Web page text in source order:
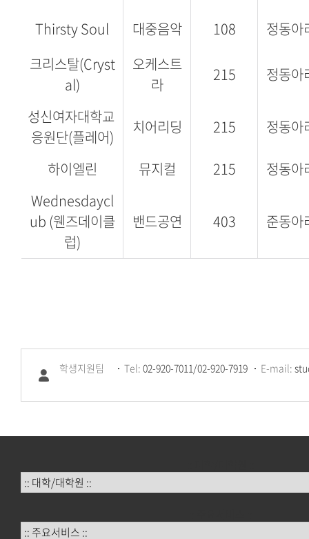
Thirsty Soul
대중음악 108
정동아
크리스탈(Cryst
al)
오케스트
라
215 정동아
성신여자대학교
응원단(플레어)
치어리딩 215 정동아
하이엘린 뮤지컬 215
정동아
Wednesdaycl
ub (웬즈데이클
럽)
밴드공연 403 준동아
학생지원팀 Tel: 02-920-7011/02-920-7919 E-mail: